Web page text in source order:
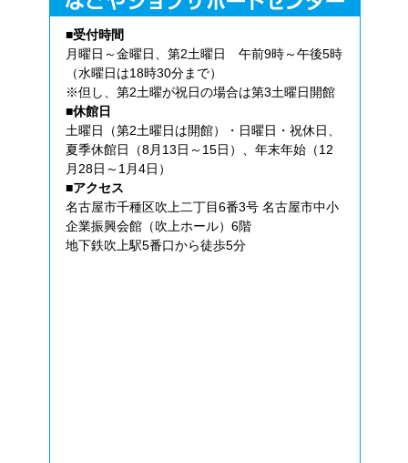
■受付時間
月曜日～金曜日、第2土曜日 午前9時～午後5時
（水曜日は18時30分まで）
※但し、第2土曜が祝日の場合は第3土曜日開館
■休館日
土曜日（第2土曜日は開館）・日曜日・祝休日、
夏季休館日（8月13日～15日）、年末年始（12
月28日～1月4日）
■アクセス
名古屋市千種区吹上二丁目6番3号 名古屋市中小
企業振興会館（吹上ホール）6階
地下鉄吹上駅5番口から徒歩5分